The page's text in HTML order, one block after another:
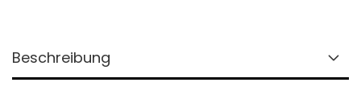
Beschreibung